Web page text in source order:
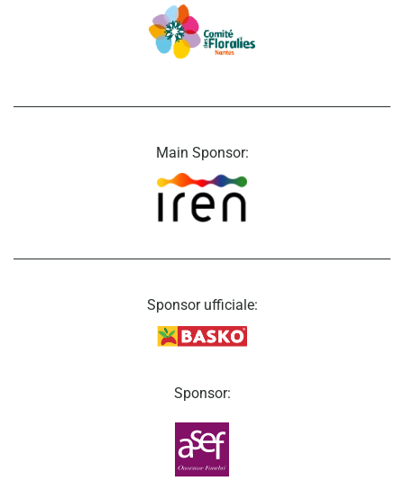
Main Sponsor:
Sponsor ufficiale:
Sponsor: